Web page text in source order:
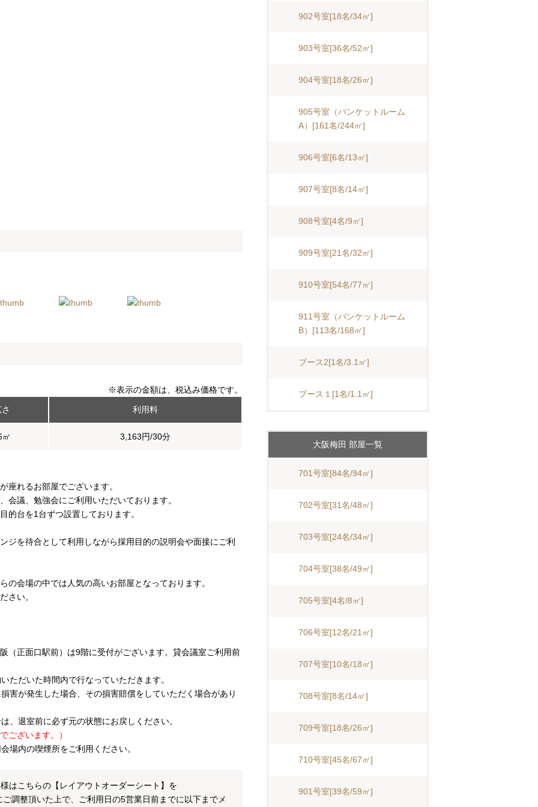
※表示の金額は、税込み価格です。
利用料
3,163円/30分
座れるお部屋でございます。
会議、勉強会にご利用いただいております。
的台を1台ずつ設置しております。
ジを待合として利用しながら採用目的の説明会や面接にご利
の会場の中では人気の高いお部屋となっております。
さい。
（正面口駅前）は9階に受付がございます。貸会議室ご利用前
ただいた時間内で行なっていただきます。
害が発生した場合、その損害賠償をしていただく場合があり
、退室前に必ず元の状態にお戻しください。
ございます。）
場内の喫煙所をご利用ください。
はこちらの【レイアウトオーダーシート】を
調整頂いた上で、ご利用日の5営業日前までに以下までメ
902号室[18名/34㎡]
903号室[36名/52㎡]
904号室[18名/26㎡]
905号室（バンケットルーム
A）[161名/244㎡]
906号室[6名/13㎡]
907号室[8名/14㎡]
908号室[4名/9㎡]
909号室[21名/32㎡]
910号室[54名/77㎡]
911号室（バンケットルーム
B）[113名/168㎡]
ブース2[1名/3.1㎡]
ブース１[1名/1.1㎡]
大阪梅田 部屋一覧
701号室[84名/94㎡]
702号室[31名/48㎡]
703号室[24名/34㎡]
704号室[38名/49㎡]
705号室[4名/8㎡]
706号室[12名/21㎡]
707号室[10名/18㎡]
708号室[8名/14㎡]
709号室[18名/26㎡]
710号室[45名/67㎡]
901号室[39名/59㎡]